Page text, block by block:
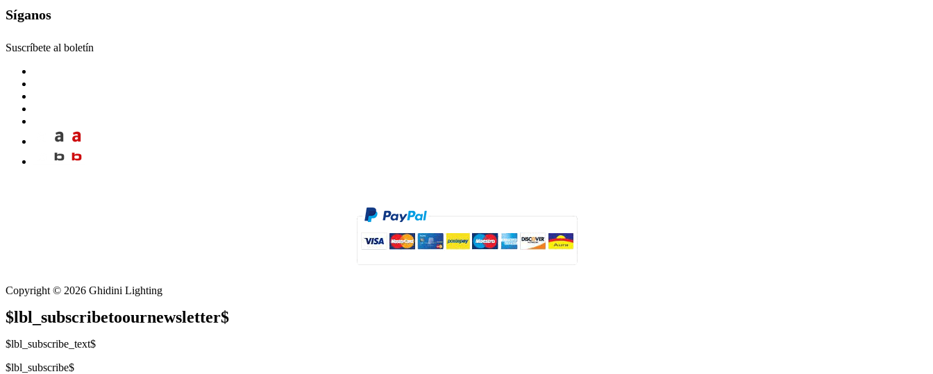
Síganos
Suscríbete al boletín
Copyright © 2026 Ghidini Lighting
$lbl_subscribetoournewsletter$
$lbl_subscribe_text$
$lbl_subscribe$